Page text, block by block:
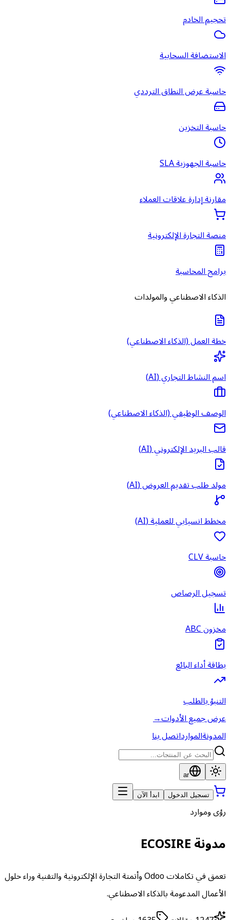
تحجيم الخادم
الاستضافة السحابية
حاسبة عرض النطاق الترددي
حاسبة التخزين
حاسبة الجهوزية SLA
مقارنة إدارة علاقات العملاء
منصة التجارة الإلكترونية
برامج المحاسبة
الذكاء الاصطناعي والمولدات
خطة العمل (الذكاء الاصطناعي)
اسم النشاط التجاري (AI)
الوصف الوظيفي (الذكاء الاصطناعي)
قالب البريد الإلكتروني (AI)
مولد طلب تقديم العروض (AI)
مخطط انسيابي للعملية (AI)
حاسبة CLV
تسجيل الرصاص
مخزون ABC
بطاقة أداء البائع
التنبؤ بالطلب
عرض جميع الأدوات→
المدونةالموارداتصل بنا
ar
تسجيل الدخول ابدأ الآن
رؤى وموارد
مدونة ECOSIRE
تعمق في تكاملات Odoo وأتمتة التجارة الإلكترونية والتقنية وراء حلول
الأعمال المدعومة بالذكاء الاصطناعي.